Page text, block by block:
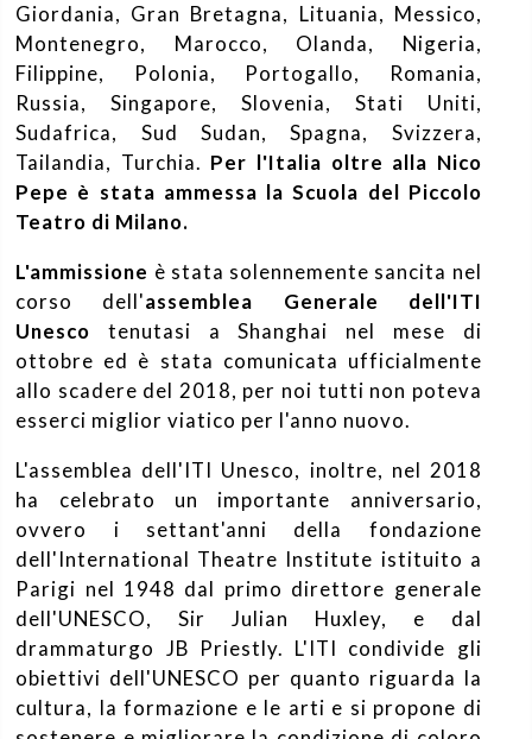
Giordania, Gran Bretagna, Lituania, Messico,
Montenegro, Marocco, Olanda, Nigeria,
Filippine, Polonia, Portogallo, Romania,
Russia, Singapore, Slovenia, Stati Uniti,
Sudafrica, Sud Sudan, Spagna, Svizzera,
Tailandia, Turchia. Per l'Italia oltre alla Nico
Pepe è stata ammessa la Scuola del Piccolo
Teatro di Milano.
L'ammissione è stata solennemente sancita nel
corso dell'assemblea Generale dell'ITI
Unesco tenutasi a Shanghai nel mese di
ottobre ed è stata comunicata ufficialmente
allo scadere del 2018, per noi tutti non poteva
esserci miglior viatico per l'anno nuovo.
L'assemblea dell'ITI Unesco, inoltre, nel 2018
ha celebrato un importante anniversario,
ovvero i settant'anni della fondazione
dell'International Theatre Institute istituito a
Parigi nel 1948 dal primo direttore generale
dell'UNESCO, Sir Julian Huxley, e dal
drammaturgo JB Priestly. L'ITI condivide gli
obiettivi dell'UNESCO per quanto riguarda la
cultura, la formazione e le arti e si propone di